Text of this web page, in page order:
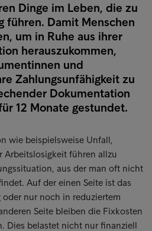
Dinge im Leben, die zu
führen. Damit Menschen
um in Ruhe aus ihrer
herauszukommen,
und
Zahlungsunfähigkeit zu
Dokumentation
12 Monate gestundet.
wie beispielsweise Unfall,
Arbeitslosigkeit führen allzu
aus der man oft nicht
Auf der einen Seite ist das
nur noch in reduziertem
Seite bleiben die Fixkosten
Dies belastet nicht nur finanziell